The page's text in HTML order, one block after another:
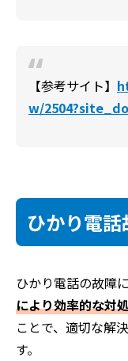
【参考サイト】
w/
ひかり電
ひかり電話の故障
により効率的な対
ことで、適切な解
す。